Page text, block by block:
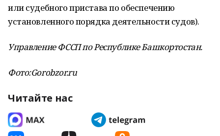
или судебного пристава по обеспечению
установленного порядка деятельности судов).
Управление ФССП по Республике Башкортостан.
Фото:Gorobzor.ru
Читайте нас